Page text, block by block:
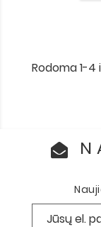
Rodoma 1-